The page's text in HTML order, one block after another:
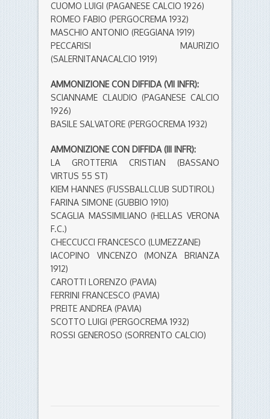
CUOMO LUIGI (PAGANESE CALCIO 1926)
ROMEO FABIO (PERGOCREMA 1932)
MASCHIO ANTONIO (REGGIANA 1919)
PECCARISI MAURIZIO
(SALERNITANACALCIO 1919)
AMMONIZIONE CON DIFFIDA (VII INFR):
SCIANNAME CLAUDIO (PAGANESE CALCIO
1926)
BASILE SALVATORE (PERGOCREMA 1932)
AMMONIZIONE CON DIFFIDA (III INFR):
LA GROTTERIA CRISTIAN (BASSANO
VIRTUS 55 ST)
KIEM HANNES (FUSSBALLCLUB SUDTIROL)
FARINA SIMONE (GUBBIO 1910)
SCAGLIA MASSIMILIANO (HELLAS VERONA
F.C.)
CHECCUCCI FRANCESCO (LUMEZZANE)
IACOPINO VINCENZO (MONZA BRIANZA
1912)
CAROTTI LORENZO (PAVIA)
FERRINI FRANCESCO (PAVIA)
PREITE ANDREA (PAVIA)
SCOTTO LUIGI (PERGOCREMA 1932)
ROSSI GENEROSO (SORRENTO CALCIO)